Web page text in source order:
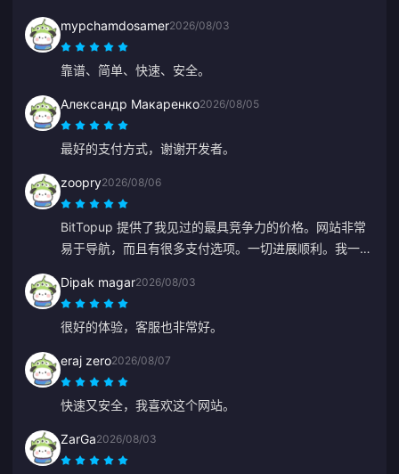
mypchamdosamer2026/08/03
靠谱、简单、快速、安全。
Александр Макаренко2026/08/05
最好的支付方式，谢谢开发者。
zoopry2026/08/06
BitTopup 提供了我见过的最具竞争力的价格。网站非常
易于导航，而且有很多支付选项。一切进展顺利。我一定
Dipak magar2026/08/03
很好的体验，客服也非常好。
eraj zero2026/08/07
快速又安全，我喜欢这个网站。
ZarGa2026/08/03